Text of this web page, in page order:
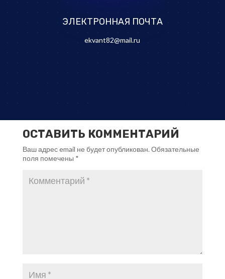
ЭЛЕКТРОННАЯ ПОЧТА
ekvant82@mail.ru
ОСТАВИТЬ КОММЕНТАРИЙ
Ваш адрес email не будет опубликован. Обязательные
поля помечены *